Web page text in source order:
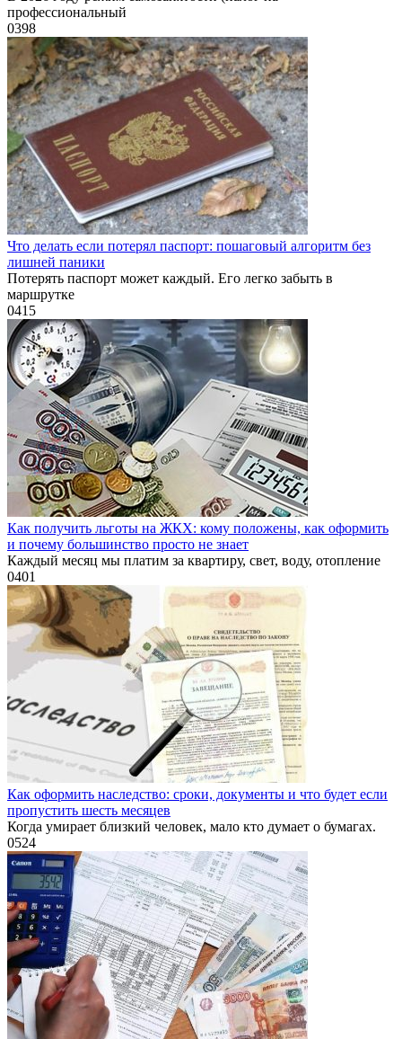
профессиональный
0398
Что делать если потерял паспорт: пошаговый алгоритм без
лишней паники
Потерять паспорт может каждый. Его легко забыть в
маршрутке
0415
Как получить льготы на ЖКХ: кому положены, как оформить
и почему большинство просто не знает
Каждый месяц мы платим за квартиру, свет, воду, отопление
0401
Как оформить наследство: сроки, документы и что будет если
пропустить шесть месяцев
Когда умирает близкий человек, мало кто думает о бумагах.
0524